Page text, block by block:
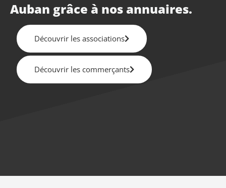
Auban grâce à nos annuaires.
Découvrir les associations
Découvrir les commerçants